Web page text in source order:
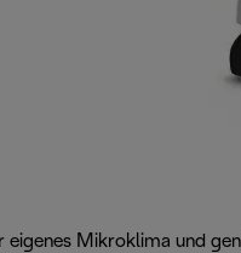
eigenes Mikroklima und